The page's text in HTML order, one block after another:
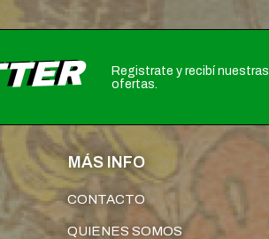
Registrate y recibí nuestras
ofertas.
MÁS INFO
CONTACTO
QUIENES SOMOS